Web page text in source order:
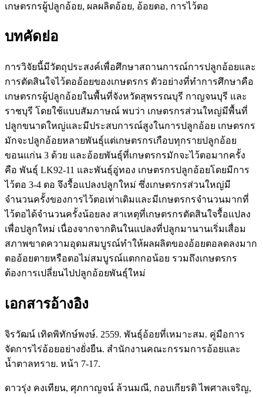
เกษตรกรผู้ปลูกอ้อย, ผลผลิตอ้อย, อ้อยตอ, การไว้ตอ
บทคัดย่อ
การวิจัยนี้มีวัตถุประสงค์เพื่อศึกษาสถานการณ์การปลูกอ้อยและ
การตัดสินใจไว้ตออ้อยของเกษตรกร ตัวอย่างที่ทำการศึกษาคือ
เกษตรกรผู้ปลูกอ้อยในพื้นที่จังหวัดสุพรรณบุรี กาญจนบุรี และ
ราชบุรี โดยใช้แบบสัมภาษณ์ พบว่า เกษตรกรส่วนใหญ่มีพื้นที่
ปลูกขนาดใหญ่และมีประสบการณ์สูงในการปลูกอ้อย เกษตรกร
มักจะปลูกอ้อยหลายพันธุ์แต่เกษตรกรเกือบทุกรายปลูกอ้อย
ขอนแก่น 3 ด้วย และอ้อยพันธุ์ที่เกษตรกรมักจะไว้ตอมากครั้ง
คือ พันธุ์ LK92-11 และพันธุ์อู่ทอง เกษตรกรปลูกอ้อยโดยมีการ
ไว้ตอ 3-4 ตอ จึงรื้อแปลงปลูกใหม่ ซึ่งเกษตรกรส่วนใหญ่มี
จำนวนครั้งของการไว้ตอเท่าเดิมและมีเกษตรกรจำนวนมากที่
ไว้ตอได้จำนวนครั้งน้อยลง สาเหตุที่เกษตรกรตัดสินใจรื้อแปลง
เพื่อปลูกใหม่ เนื่องจากจากดินในแปลงที่ปลูกมานานเริ่มเสื่อม
สภาพขาดความอุดมสมบูรณ์ทำให้ผลผลิตของอ้อยตอลดลงมาก
ตออ้อยตายหรือตอไม่สมบูรณ์แตกกอน้อย รวมถึงเกษตรกร
ต้องการเปลี่ยนไปปลูกอ้อยพันธุ์ใหม่
เอกสารอ้างอิง
จิรวัฒน์ เทิดพิทักษ์พงษ์. 2559. พันธุ์อ้อยที่เหมาะสม. คู่มือการ
จัดการไร่อ้อยอย่างยั่งยืน. สำนักงานคณะกรรมการอ้อยและ
น้ำตาลทราย. หน้า 7-17.
ดาวรุ่ง คงเทียน, ศุภกาญจน์ ล้วนมณี, กอบเกียรติ ไพศาลเจริญ,